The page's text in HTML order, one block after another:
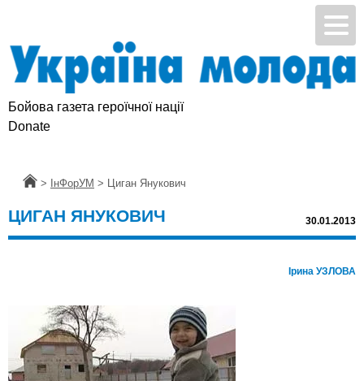
Бойова газета героїчної нації
Donate
Головна
> ІнФорУМ > Циган Янукович
ЦИГАН ЯНУКОВИЧ 30.01.2013
Ірина УЗЛОВА